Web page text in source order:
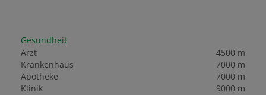
Gesundheit
Arzt
4500 m
Krankenhaus
7000 m
Apotheke
7000 m
Klinik
9000 m